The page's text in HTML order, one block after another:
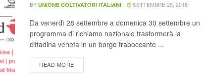
BY UNIONE COLTIVATORI ITALIANI SETTEMBRE 25, 2018
Da venerdì 28 settembre a domenica 30 settembre un
programma di richiamo nazionale trasformerà la
cittadina veneta in un borgo traboccante ...
READ MORE